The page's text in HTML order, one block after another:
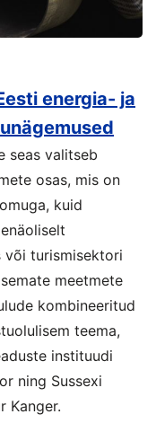
energia- ja
seas valitseb
osas, mis on
kuid
või turismisektori
meetmete
kombineeritud
teema,
instituudi
ning Sussexi
Kanger.